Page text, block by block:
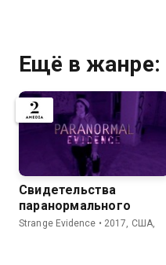
Ещё в жанре:
Свидетельства
паранормального
Strange Evidence • 2017, США,